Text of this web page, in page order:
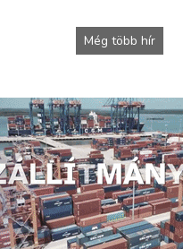
Még több hír